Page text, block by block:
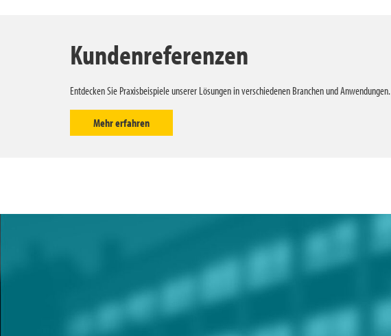
Kundenreferenzen
Entdecken Sie Praxisbeispiele unserer Lösungen in verschiedenen Branchen und Anwendungen.
Mehr erfahren